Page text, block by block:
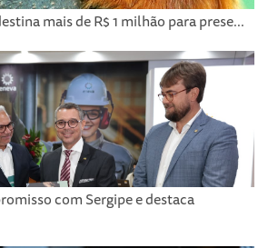
mais de R$ 1 milhão para prese...
com Sergipe e destaca